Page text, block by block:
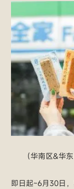
（华南区&华
即日起~6月30日